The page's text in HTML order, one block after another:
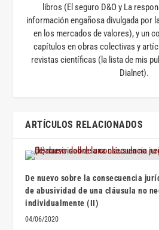
libros (El seguro D&O y La
información engañosa divulgada por
en los mercados de valores), y un
capítulos en obras colectivas y
revistas científicas (la lista de mis
Dialnet).
ARTÍCULOS RELACIONADOS
De nuevo sobre la consecuencia
de abusividad de una cláusula no
individualmente (II)
04/06/2020